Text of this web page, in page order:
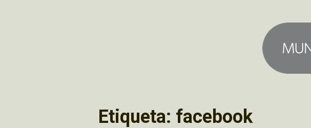
Etiqueta: facebook